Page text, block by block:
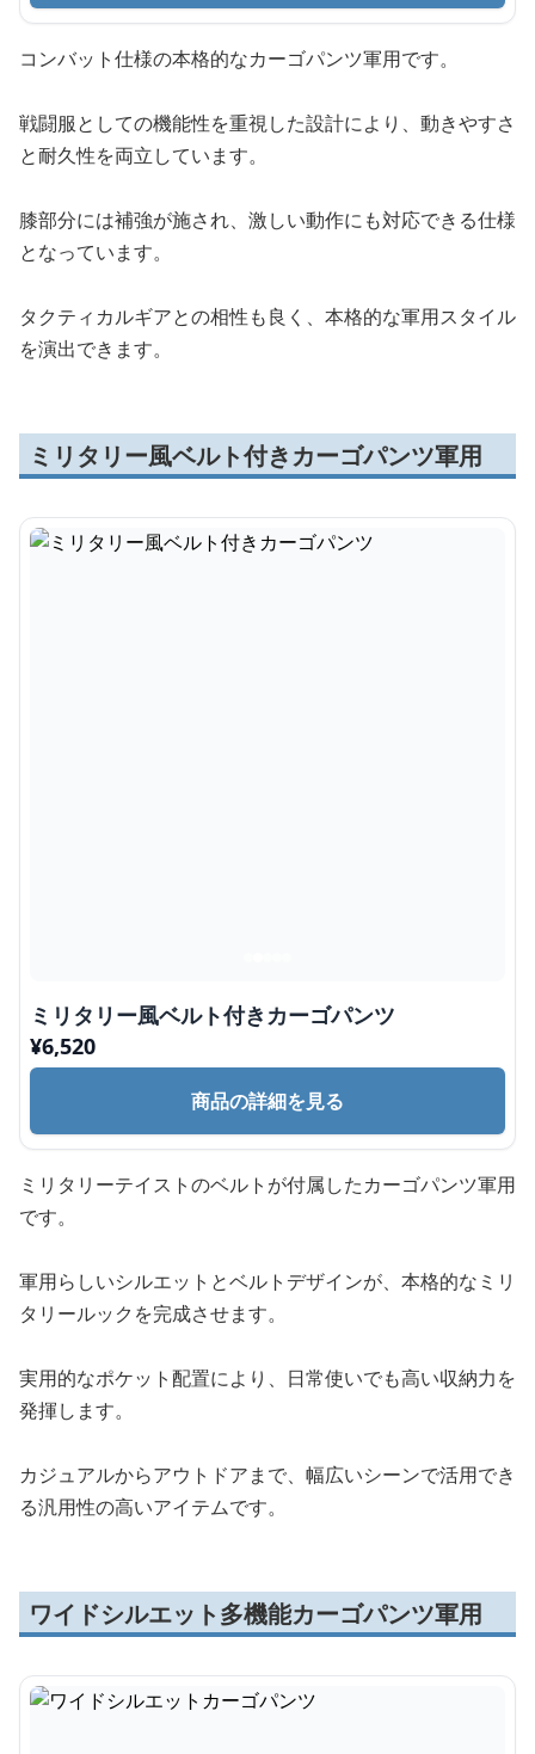
コンバット仕様の本格的なカーゴパンツ軍用です。
戦闘服としての機能性を重視した設計により、動きやすさ
と耐久性を両立しています。
膝部分には補強が施され、激しい動作にも対応できる仕様
となっています。
タクティカルギアとの相性も良く、本格的な軍用スタイル
を演出できます。
ミリタリー風ベルト付きカーゴパンツ軍用
ミリタリー風ベルト付きカーゴパンツ
¥6,520
商品の詳細を見る
ミリタリーテイストのベルトが付属したカーゴパンツ軍用
です。
軍用らしいシルエットとベルトデザインが、本格的なミリ
タリールックを完成させます。
実用的なポケット配置により、日常使いでも高い収納力を
発揮します。
カジュアルからアウトドアまで、幅広いシーンで活用でき
る汎用性の高いアイテムです。
ワイドシルエット多機能カーゴパンツ軍用